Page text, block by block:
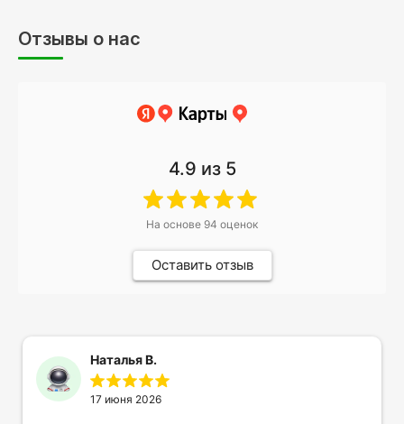
Отзывы о нас
4.9 из 5
На основе 94 оценок
Оставить отзыв
Наталья В.
17 июня 2026